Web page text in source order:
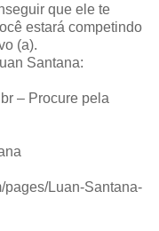
que ele te
estará competindo
(a).
Santana:
– Procure pela
pages/Luan-Santana-